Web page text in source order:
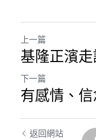
上一篇
基隆正濱
下一篇
有感情、
返回網站